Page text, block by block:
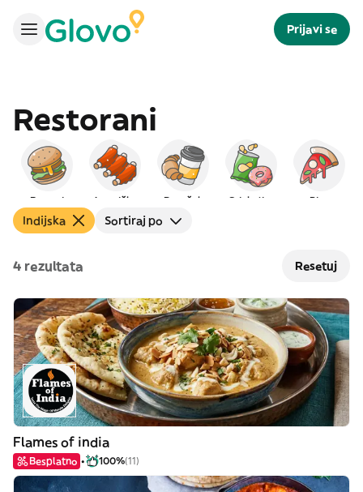
Prijavi se
Restorani
Burgeri Američka Doručak Grickalice Pica
Indijska Sortiraj po
4 rezultata Resetuj
Flames of india
Besplatno 100%(11)